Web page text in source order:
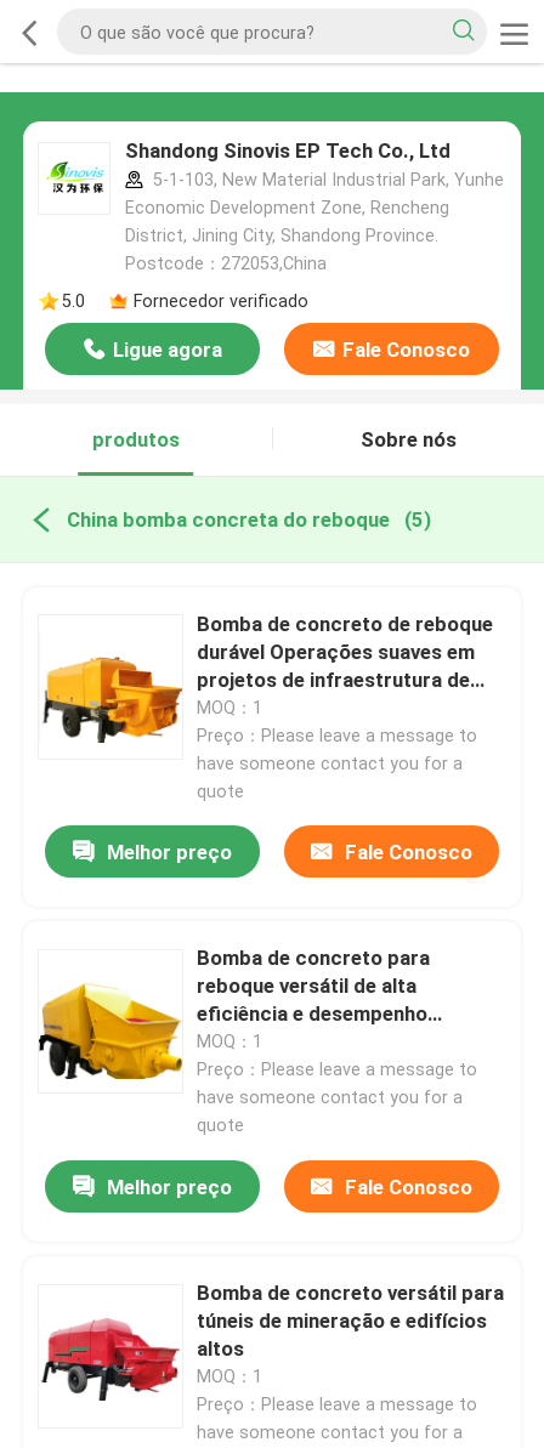
Shandong Sinovis EP Tech Co., Ltd
5-1-103, New Material Industrial Park, Yunhe
Economic Development Zone, Rencheng
District, Jining City, Shandong Province.
Postcode：272053,China
5.0
Fornecedor verificado
Ligue agora Fale Conosco
produtos Sobre nós
China bomba concreta do reboque (5)
Bomba de concreto de reboque
durável Operações suaves em
projetos de infraestrutura de
construção
MOQ：1
Preço：Please leave a message to
have someone contact you for a
quote
Melhor preço Fale Conosco
Bomba de concreto para
reboque versátil de alta
eficiência e desempenho
confiável
MOQ：1
Preço：Please leave a message to
have someone contact you for a
quote
Melhor preço Fale Conosco
Bomba de concreto versátil para
túneis de mineração e edifícios
altos
MOQ：1
Preço：Please leave a message to
have someone contact you for a